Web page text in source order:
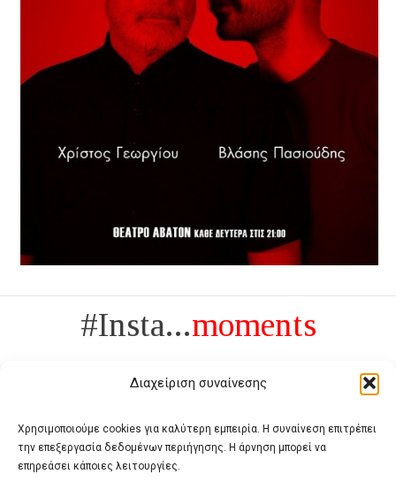
Διαχείριση συναίνεσης
Χρησιμοποιούμε cookies για καλύτερη εμπειρία. Η συναίνεση επιτρέπει
την επεξεργασία δεδομένων περιήγησης. Η άρνηση μπορεί να
επηρεάσει κάποιες λειτουργίες.
#Insta...moments
Πολυτέλεια δεν είναι το αντίθετο της ανέχειας, είναι το αντίθετο της